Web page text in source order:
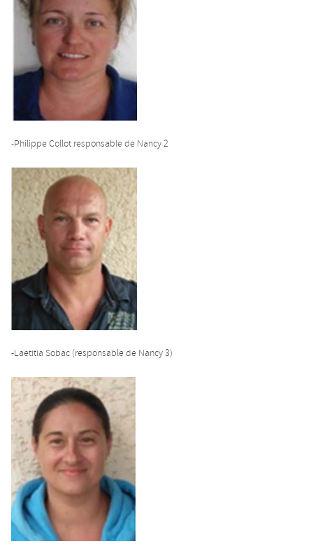
-Philippe Collot responsable de Nancy 2
-Laetitia Sobac (responsable de Nancy 3)